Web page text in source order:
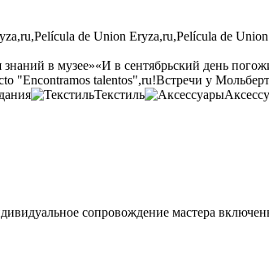
de Union Eryza,ru,Película de
в музее»«И в сентябрьский день
"Encontramos talentos",ru!Встречи у
Текстиль
сопровождение мастера